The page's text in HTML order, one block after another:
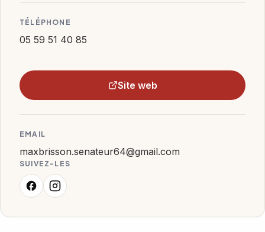
TÉLÉPHONE
05 59 51 40 85
Site web
EMAIL
maxbrisson.senateur64@gmail.com
SUIVEZ-LES